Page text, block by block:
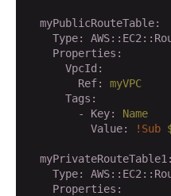
  myPublicRouteTable:
    Type:
    Properties:
      VpcId:
        Ref:
myVPC
      Tags:
        - Key:
Name
          Value:
!Sub
  myPrivateRouteTable1:
    Type:
    Properties: